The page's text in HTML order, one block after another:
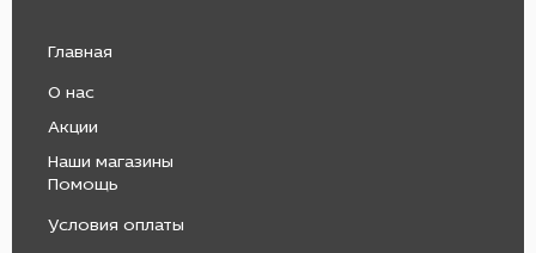
Главная
О нас
Акции
Наши магазины
Помощь
Условия оплаты